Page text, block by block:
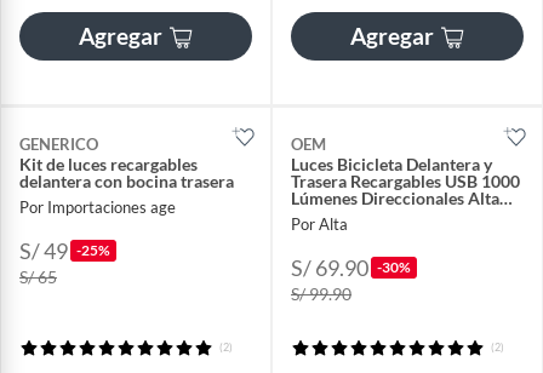
Agregar Agregar
GENERICO
Kit de luces recargables
delantera con bocina trasera
Por Importaciones age
S/ 49 -25%
S/ 65
(2)
OEM
Luces Bicicleta Delantera y
Trasera Recargables USB 1000
Lúmenes Direccionales Alta
Visibilidad
Por Alta
S/ 69.90 -30%
S/ 99.90
(2)